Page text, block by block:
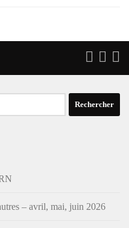
– avril, mai, juin 2026